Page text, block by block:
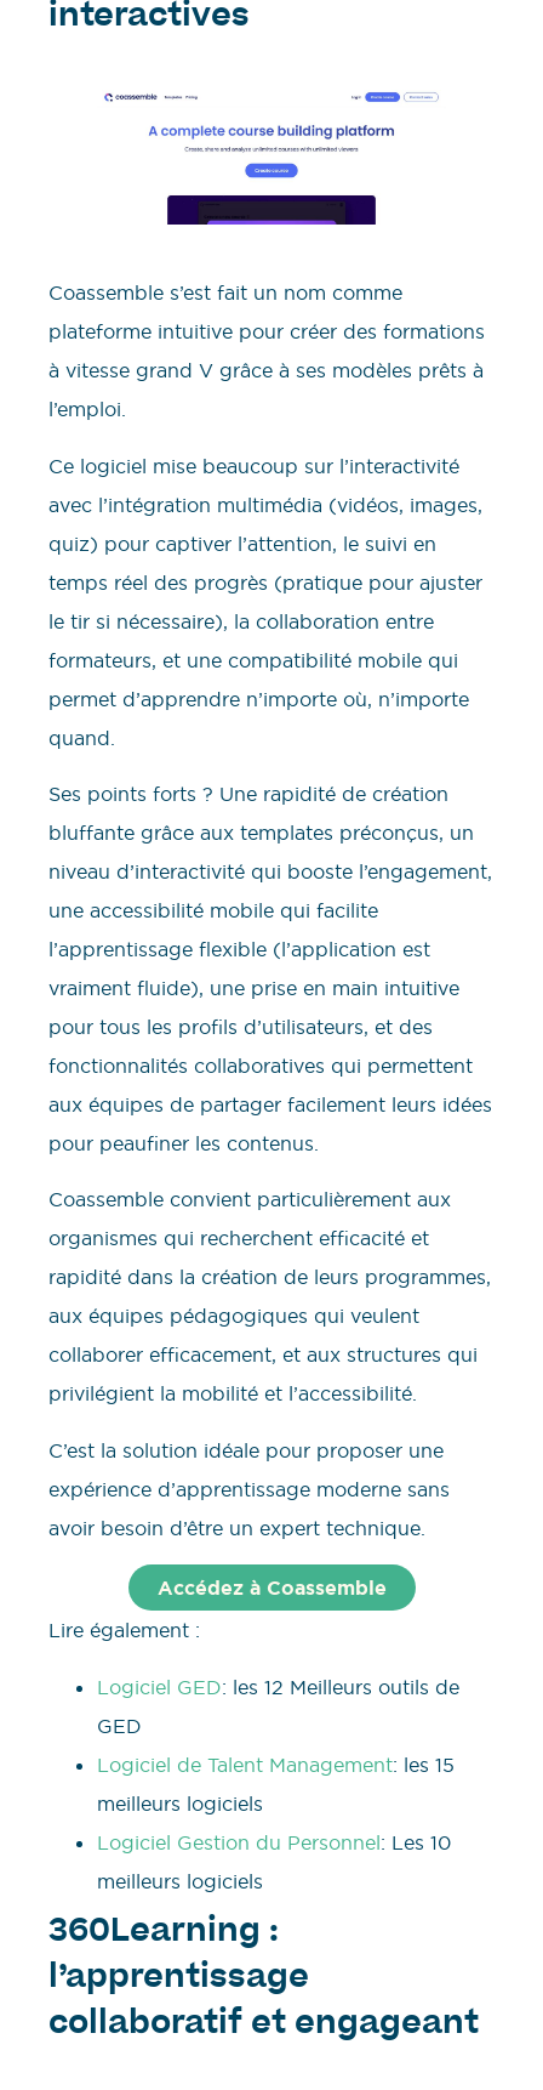
interactives
Coassemble s’est fait un nom comme
plateforme intuitive pour créer des formations
à vitesse grand V grâce à ses modèles prêts à
l’emploi.
Ce logiciel mise beaucoup sur l’interactivité
avec l’intégration multimédia (vidéos, images,
quiz) pour captiver l’attention, le suivi en
temps réel des progrès (pratique pour ajuster
le tir si nécessaire), la collaboration entre
formateurs, et une compatibilité mobile qui
permet d’apprendre n’importe où, n’importe
quand.
Ses points forts ? Une rapidité de création
bluffante grâce aux templates préconçus, un
niveau d’interactivité qui booste l’engagement,
une accessibilité mobile qui facilite
l’apprentissage flexible (l’application est
vraiment fluide), une prise en main intuitive
pour tous les profils d’utilisateurs, et des
fonctionnalités collaboratives qui permettent
aux équipes de partager facilement leurs idées
pour peaufiner les contenus.
Coassemble convient particulièrement aux
organismes qui recherchent efficacité et
rapidité dans la création de leurs programmes,
aux équipes pédagogiques qui veulent
collaborer efficacement, et aux structures qui
privilégient la mobilité et l’accessibilité.
C’est la solution idéale pour proposer une
expérience d’apprentissage moderne sans
avoir besoin d’être un expert technique.
Accédez à Coassemble
Lire également :
Logiciel GED: les 12 Meilleurs outils de
GED
Logiciel de Talent Management: les 15
meilleurs logiciels
Logiciel Gestion du Personnel: Les 10
meilleurs logiciels
360Learning :
l’apprentissage
collaboratif et engageant